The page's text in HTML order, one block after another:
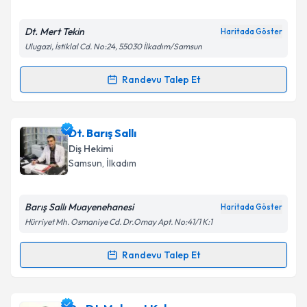
Kişisel verilerimin işlenmesine ilişkin
Metni'ni okudum ve kişisel verilerimin belirtilen
Takvim Talebini Gönder
Dt. Mert Tekin Haritada Göster
Ulugazi, İstiklal Cd. No:24, 55030 İlkadım/Samsun
Randevu Talep Et
Randevu Takvimi Talebi
Dt. Mert Tekin için randevu takvimi talebi oluşturun.
Size bu uzmandan randevu almanız için bir takvim
hazırlandığında e-posta ile bilgilendireceğiz.
Kişisel verilerimin işlenmesine ilişkin
Metni'ni okudum ve kişisel verilerimin belirtilen
Dt. Barış Sallı
Diş Hekimi
Samsun, İlkadım
Barış Sallı Muayenehanesi Haritada Göster
Hürriyet Mh. Osmaniye Cd. Dr.Omay Apt. No:41/1 K:1
Randevu Talep Et
Randevu Takvimi Talebi